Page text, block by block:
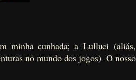
minha cunhada; a Lulluci (aliás,
no mundo dos jogos). O nosso